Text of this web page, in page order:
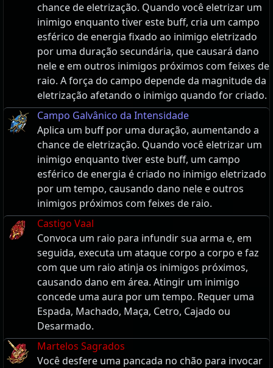
chance de eletrização. Quando você eletrizar um
inimigo enquanto tiver este buff, cria um campo
esférico de energia fixado ao inimigo eletrizado
por uma duração secundária, que causará dano
nele e em outros inimigos próximos com feixes de
raio. A força do campo depende da magnitude da
eletrização afetando o inimigo quando for criado.
Campo Galvânico da Intensidade
Aplica um buff por uma duração, aumentando a
chance de eletrização. Quando você eletrizar um
inimigo enquanto tiver este buff, um campo
esférico de energia é criado no inimigo eletrizado
por um tempo, causando dano nele e outros
inimigos próximos com feixes de raio.
Castigo Vaal
Convoca um raio para infundir sua arma e, em
seguida, executa um ataque corpo a corpo e faz
com que um raio atinja os inimigos próximos,
causando dano em área. Atingir um inimigo
concede uma aura por um tempo. Requer uma
Espada, Machado, Maça, Cetro, Cajado ou
Desarmado.
Martelos Sagrados
Você desfere uma pancada no chão para invocar